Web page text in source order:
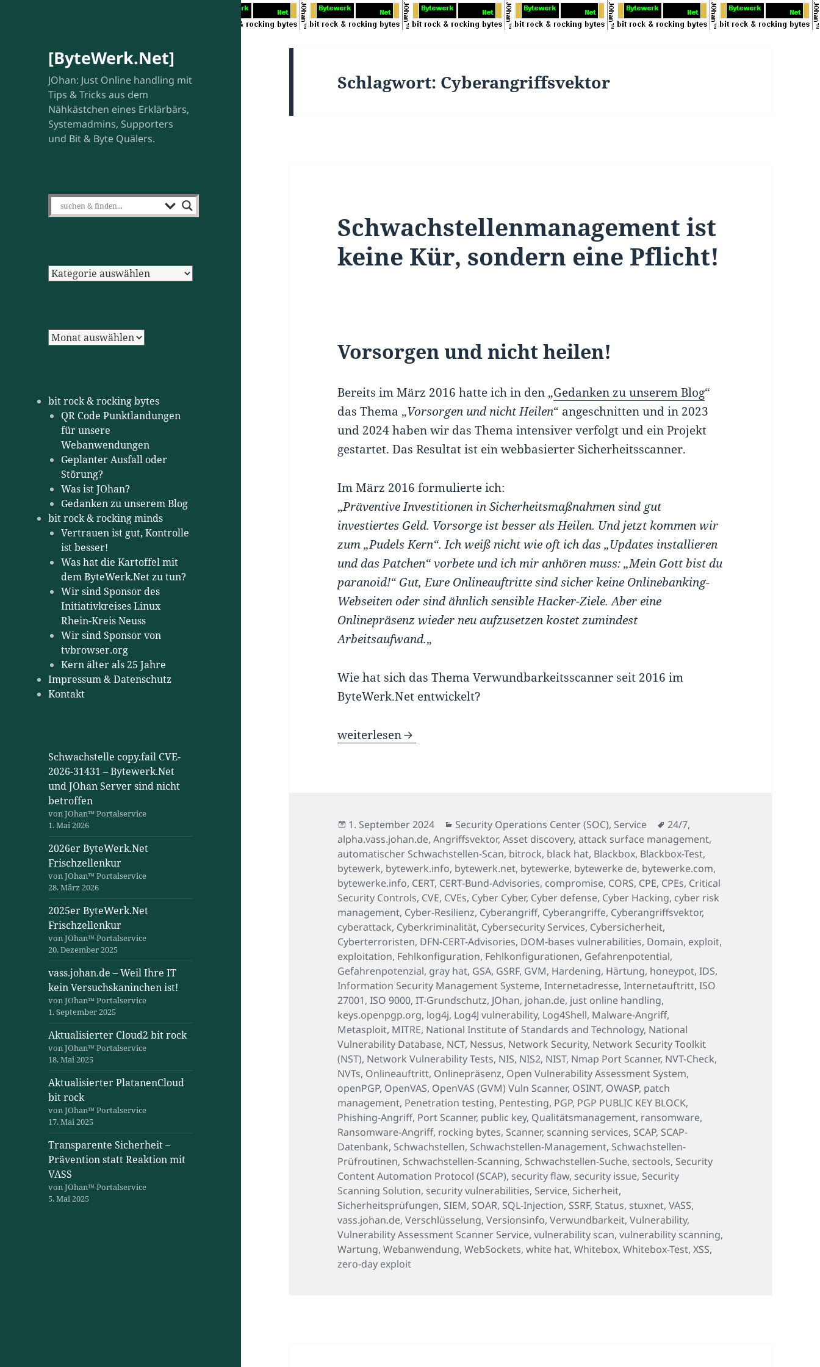
[ByteWerk.Net]
JOhan: Just Online handling mit
Tips & Tricks aus dem
Nähkästchen eines Erklärbärs,
Systemadmins, Supporters
und Bit & Byte Quälers.
Kategorien
Archiv
bit rock & rocking bytes
QR Code Punktlandungen
für unsere
Webanwendungen
Geplanter Ausfall oder
Störung?
Was ist JOhan?
Gedanken zu unserem Blog
bit rock & rocking minds
Vertrauen ist gut, Kontrolle
ist besser!
Was hat die Kartoffel mit
dem ByteWerk.Net zu tun?
Wir sind Sponsor des
Initiativkreises Linux
Rhein-Kreis Neuss
Wir sind Sponsor von
tvbrowser.org
Kern älter als 25 Jahre
Impressum & Datenschutz
Kontakt
Schwachstelle copy.fail CVE-
2026-31431 – Bytewerk.Net
und JOhan Server sind nicht
betroffen
von JOhan™ Portalservice
1. Mai 2026
2026er ByteWerk.Net
Frischzellenkur
von JOhan™ Portalservice
28. März 2026
2025er ByteWerk.Net
Frischzellenkur
von JOhan™ Portalservice
20. Dezember 2025
vass.johan.de – Weil Ihre IT
kein Versuchskaninchen ist!
von JOhan™ Portalservice
1. September 2025
Aktualisierter Cloud2 bit rock
von JOhan™ Portalservice
18. Mai 2025
Aktualisierter PlatanenCloud
bit rock
von JOhan™ Portalservice
17. Mai 2025
Transparente Sicherheit –
Prävention statt Reaktion mit
VASS
von JOhan™ Portalservice
5. Mai 2025
Schlagwort: Cyberangriffsvektor
Schwachstellenmanagement ist
keine Kür, sondern eine Pflicht!
Vorsorgen und nicht heilen!
Bereits im März 2016 hatte ich in den „Gedanken zu unserem Blog“
das Thema „Vorsorgen und nicht Heilen“ angeschnitten und in 2023
und 2024 haben wir das Thema intensiver verfolgt und ein Projekt
gestartet. Das Resultat ist ein webbasierter Sicherheitsscanner.
Im März 2016 formulierte ich:
„Präventive Investitionen in Sicherheitsmaßnahmen sind gut
investiertes Geld. Vorsorge ist besser als Heilen. Und jetzt kommen wir
zum „Pudels Kern“. Ich weiß nicht wie oft ich das „Updates installieren
und das Patchen“ vorbete und ich mir anhören muss: „Mein Gott bist du
paranoid!“ Gut, Eure Onlineauftritte sind sicher keine Onlinebanking-
Webseiten oder sind ähnlich sensible Hacker-Ziele. Aber eine
Onlinepräsenz wieder neu aufzusetzen kostet zumindest
Arbeitsaufwand.„
Wie hat sich das Thema Verwundbarkeitsscanner seit 2016 im
ByteWerk.Net entwickelt?
Schwachstellenmanagement ist keine Kür, sondern eine Pflicht!
weiterlesen
Veröffentlicht
am
1. September 2024 Kategorien
Security Operations Center (SOC), Service Schlagwörter
24/7,
alpha.vass.johan.de,Angriffsvektor,Asset discovery,attack surface management,
automatischer Schwachstellen-Scan, bitrock, black hat, Blackbox, Blackbox-Test,
bytewerk, bytewerk.info, bytewerk.net, bytewerke, bytewerke de, bytewerke.com,
bytewerke.info, CERT, CERT-Bund-Advisories, compromise, CORS, CPE, CPEs, Critical
Security Controls, CVE, CVEs, Cyber Cyber, Cyber defense, Cyber Hacking, cyber risk
management, Cyber-Resilienz, Cyberangriff, Cyberangriffe, Cyberangriffsvektor,
cyberattack, Cyberkriminalität, Cybersecurity Services, Cybersicherheit,
Cyberterroristen, DFN-CERT-Advisories, DOM-bases vulnerabilities, Domain, exploit,
exploitation, Fehlkonfiguration, Fehlkonfigurationen, Gefahrenpotential,
Gefahrenpotenzial, gray hat, GSA, GSRF, GVM, Hardening, Härtung, honeypot,IDS,
Information Security Management Systeme,Internetadresse,Internetauftritt,ISO
27001,ISO 9000,IT-Grundschutz, JOhan, johan.de, just online handling,
keys.openpgp.org, log4j, Log4J vulnerability, Log4Shell, Malware-Angriff,
Metasploit, MITRE, National Institute of Standards and Technology, National
Vulnerability Database, NCT, Nessus, Network Security, Network Security Toolkit
(NST), Network Vulnerability Tests, NIS, NIS2, NIST, Nmap Port Scanner, NVT-Check,
NVTs, Onlineauftritt, Onlinepräsenz, Open Vulnerability Assessment System,
openPGP, OpenVAS, OpenVAS (GVM) Vuln Scanner, OSINT, OWASP, patch
management, Penetration testing, Pentesting, PGP, PGP PUBLIC KEY BLOCK,
Phishing-Angriff, Port Scanner, public key, Qualitätsmanagement, ransomware,
Ransomware-Angriff, rocking bytes, Scanner, scanning services, SCAP, SCAP-
Datenbank, Schwachstellen, Schwachstellen-Management, Schwachstellen-
Prüfroutinen, Schwachstellen-Scanning, Schwachstellen-Suche, sectools, Security
Content Automation Protocol (SCAP), security flaw, security issue, Security
Scanning Solution, security vulnerabilities, Service, Sicherheit,
Sicherheitsprüfungen, SIEM, SOAR, SQL-Injection, SSRF, Status, stuxnet,VASS,
vass.johan.de,Verschlüsselung,Versionsinfo,Verwundbarkeit,Vulnerability,
Vulnerability Assessment Scanner Service,vulnerability scan,vulnerability scanning,
Wartung,Webanwendung,WebSockets,white hat,Whitebox,Whitebox-Test,XSS,
zero-day exploit